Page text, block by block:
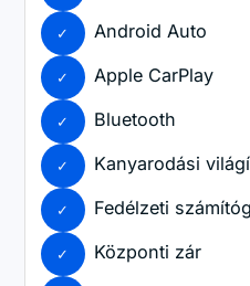
Android Auto
Apple CarPlay
Bluetooth
Kanyarodási
Fedélzeti
Központi zár